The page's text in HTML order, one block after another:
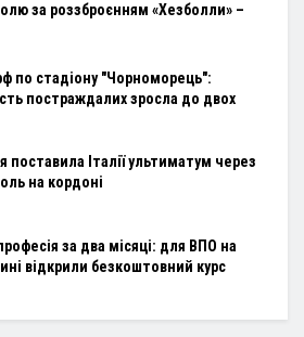
за роззброєнням «Хезболли» –
по стадіону "Чорноморець":
постраждалих зросла до двох
поставила Італії ультиматум через
на кордоні
за два місяці: для ВПО на
відкрили безкоштовний курс